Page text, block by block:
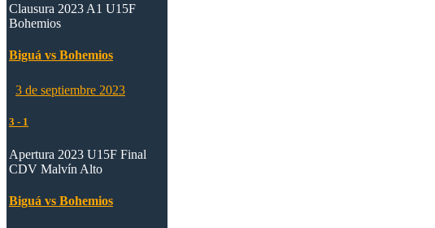
Clausura 2023 A1 U15F
Bohemios
Biguá vs Bohemios
3 de septiembre 2023
3 - 1
Apertura 2023 U15F Final
CDV Malvín Alto
Biguá vs Bohemios